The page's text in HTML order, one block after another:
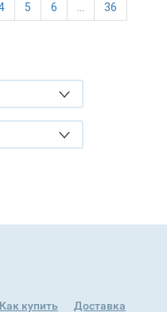
5 6 … 36
Как купить Доставка